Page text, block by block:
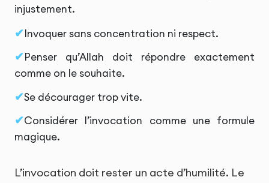
injustement.
Invoquer sans concentration ni respect.
Penser qu’Allah doit répondre exactement
comme on le souhaite.
Se décourager trop vite.
Considérer l’invocation comme une formule
magique.
L’invocation doit rester un acte d’humilité. Le